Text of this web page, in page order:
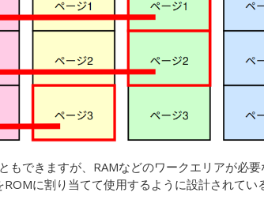
できますが、RAMなどのワークエリアが必要
に割り当てて使用するように設計されてい